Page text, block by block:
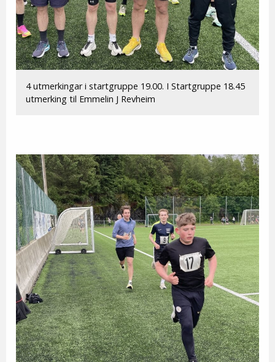
4 utmerkingar i startgruppe 19.00. I Startgruppe 18.45
utmerking til Emmelin J Revheim